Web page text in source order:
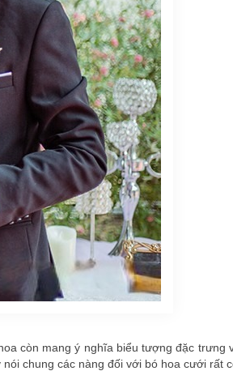
còn mang ý nghĩa biểu tượng đặc trưng
chung các nàng đối với bó hoa cưới rất